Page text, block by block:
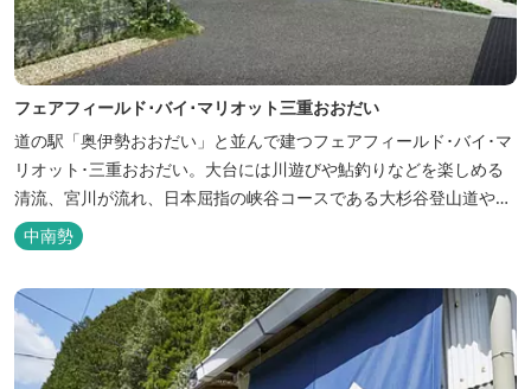
フェアフィールド･バイ･マリオット三重おおだい
道の駅「奥伊勢おおだい」と並んで建つフェアフィールド･バイ･マ
リオット･三重おおだい。大台には川遊びや鮎釣りなどを楽しめる
清流、宮川が流れ、日本屈指の峡谷コースである大杉谷登山道や、
登山初心者から楽しめる総門山など、表情豊かな山々が連なりま
す。 日本の滝百選に選ばれている七ッ釜滝など、大自然が作り出す
点として、当ホテルは快適さを追...
中南勢